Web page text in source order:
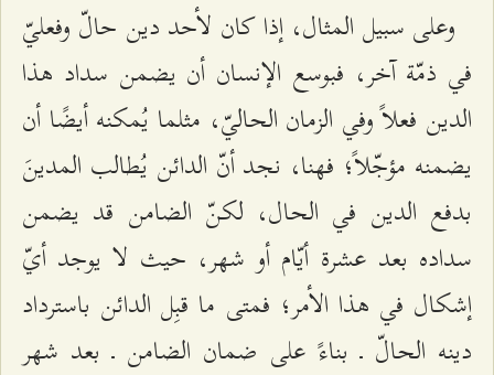
وعلى سبيل المثال، إذا كان لأحد دين حالّ وفعليّ
في ذمّة آخر، فبوسع الإنسان أن يضمن سداد هذا
الدين فعلاً وفي الزمان الحاليّ، مثلما يُمكنه أيضًا أن
يضمنه مؤجّلاً؛ فهنا، نجد أنّ الدائن يُطالب المدينَ
بدفع الدين في الحال، لكنّ الضامن قد يضمن
سداده بعد عشرة أيّام أو شهر، حيث لا يوجد أيّ
إشكال في هذا الأمر؛ فمتى ما قبِل الدائن باسترداد
دينه الحالّ ـ بناءً على ضمان الضامن ـ بعد شهر